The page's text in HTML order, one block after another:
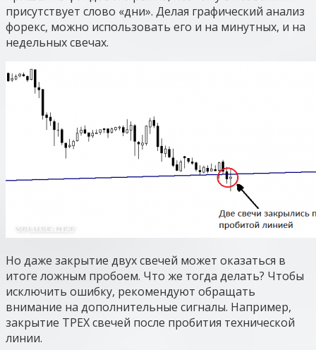
присутствует слово «дни». Делая графический анализ
форекс, можно использовать его и на минутных, и на
недельных свечах.
Но даже закрытие двух свечей может оказаться в
итоге ложным пробоем. Что же тогда делать? Чтобы
исключить ошибку, рекомендуют обращать
внимание на дополнительные сигналы. Например,
закрытие TРEX свечей после пробития технической
линии.